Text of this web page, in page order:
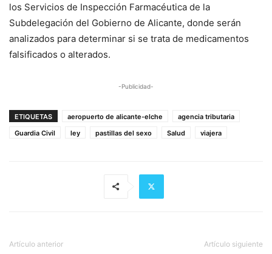
los Servicios de Inspección Farmacéutica de la
Subdelegación del Gobierno de Alicante, donde serán
analizados para determinar si se trata de medicamentos
falsificados o alterados.
-Publicidad-
ETIQUETAS aeropuerto de alicante-elche
agencia tributaria
Guardia Civil
ley pastillas del sexo Salud viajera
Artículo anterior Artículo siguiente